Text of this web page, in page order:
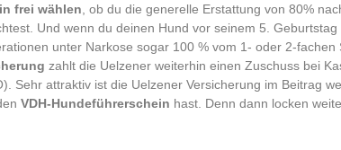
frei wählen , ob du die generelle Erstattung von 80%
Und wenn du deinen Hund vor seinem 5.
unter Narkose sogar 100 % vom 1- oder 2-
zahlt die Uelzener weiterhin einen Zuschuss bei
Sehr attraktiv ist die Uelzener Versicherung im Beitrag
VDH-Hundeführerschein hast. Denn dann locken